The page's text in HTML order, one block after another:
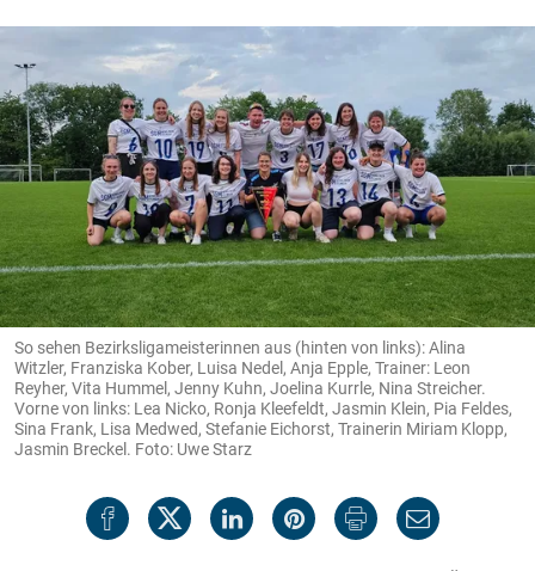
So sehen Bezirksligameisterinnen aus (hinten von links): Alina
Witzler, Franziska Kober, Luisa Nedel, Anja Epple, Trainer: Leon
Reyher, Vita Hummel, Jenny Kuhn, Joelina Kurrle, Nina Streicher.
Vorne von links: Lea Nicko, Ronja Kleefeldt, Jasmin Klein, Pia Feldes,
Sina Frank, Lisa Medwed, Stefanie Eichorst, Trainerin Miriam Klopp,
Jasmin Breckel. Foto: Uwe Starz